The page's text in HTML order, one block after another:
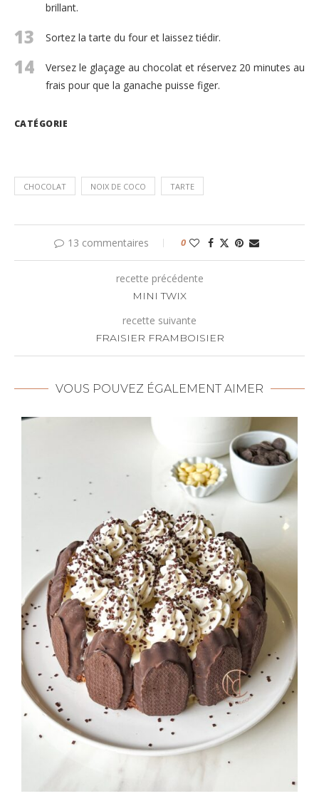
brillant.
13 Sortez la tarte du four et laissez tiédir.
14
Versez le glaçage au chocolat et réservez 20 minutes au
frais pour que la ganache puisse figer.
CATÉGORIE
CHOCOLAT NOIX DE COCO TARTE
13 commentaires 0
recette précédente
MINI TWIX
recette suivante
FRAISIER FRAMBOISIER
VOUS POUVEZ ÉGALEMENT AIMER